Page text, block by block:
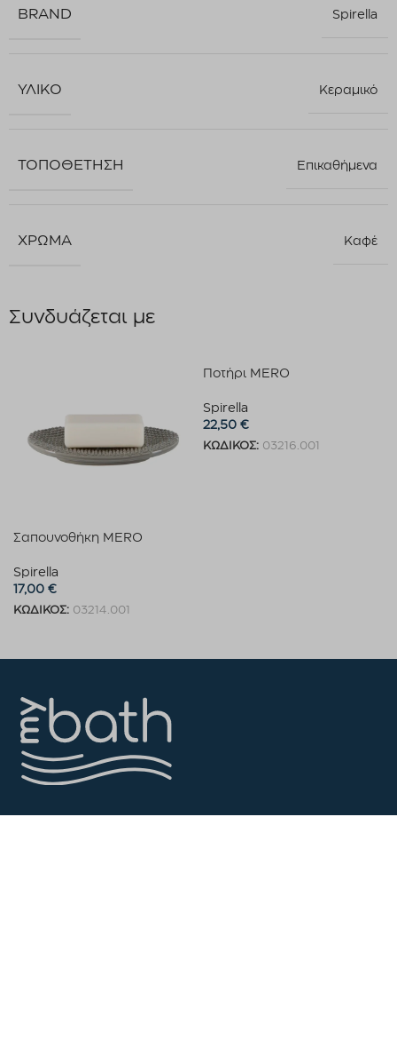
BRAND Spirella
ΥΛΙΚΌ Κεραμικό
ΤΟΠΟΘΈΤΗΣΗ Επικαθήμενα
ΧΡΏΜΑ Καφέ
Συνδυάζεται με
Σαπουνοθήκη MERO
Spirella
17,00 €
ΚΩΔΙΚΟΣ: 03214.001
Ποτήρι MERO
Spirella
22,50 €
ΚΩΔΙΚΟΣ: 03216.001